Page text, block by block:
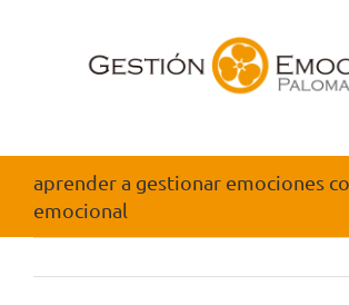
aprender a gestionar emociones
emocional